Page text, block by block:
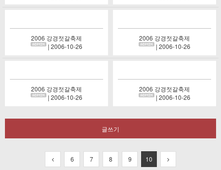
2006 강경젓갈축제
| 2006-10-26
2006 강경젓갈축제
| 2006-10-26
2006 강경젓갈축제
| 2006-10-26
2006 강경젓갈축제
| 2006-10-26
글쓰기
6 7 8 9 10